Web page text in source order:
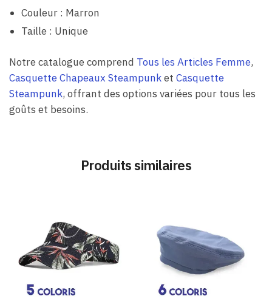
Couleur : Marron
Taille : Unique
Notre catalogue comprend Tous les Articles Femme,
Casquette Chapeaux Steampunket Casquette
Steampunk, offrant des options variées pour tous les
goûts et besoins.
Produits similaires